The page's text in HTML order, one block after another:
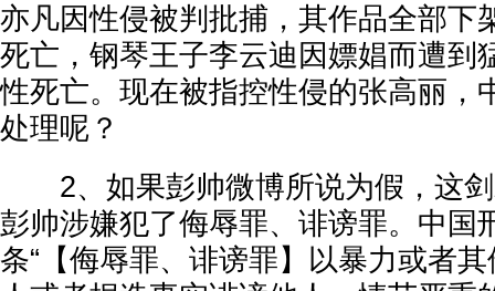
亦凡因性侵被判批捕，其作品全部下
死亡，钢琴王子李云迪因嫖娼而遭到
性死亡。现在被指控性侵的张高丽，
处理呢？
2、如果彭帅微博所说为假，这剑
彭帅涉嫌犯了侮辱罪、诽谤罪。中国
条“【侮辱罪、诽谤罪】以暴力或者